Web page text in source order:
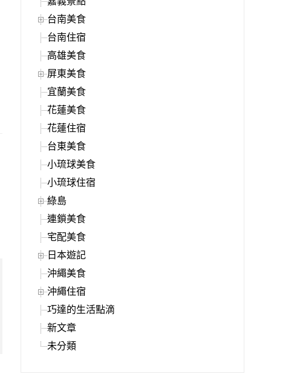
台南美食
台南住宿
高雄美食
屏東美食
宜蘭美食
花蓮美食
花蓮住宿
台東美食
小琉球美食
小琉球住宿
綠島
連鎖美食
宅配美食
日本遊記
沖繩美食
沖繩住宿
巧達的生活點滴
新文章
未分類